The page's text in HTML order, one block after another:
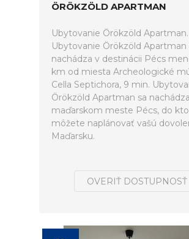
ÖRÖKZÖLD APARTMAN
Ubytovanie Örökzöld Apartman.
Ubytovanie Örökzöld Apartman
nachádza v destinácii Pécs
km od miesta Archeologické
Cella Septichora, 9 min.
Örökzöld Apartman sa
maďarskom meste Pécs, do
môžete naplánovať vašú
Maďarsku.
OVERIŤ DOSTUPNOSŤ